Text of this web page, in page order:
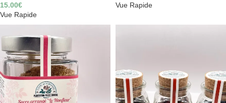
15.00€
Vue Rapide
Vue Rapide